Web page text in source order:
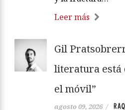
Leer más
Gil
literatura está
el móvil”
agosto 09, 2026 /